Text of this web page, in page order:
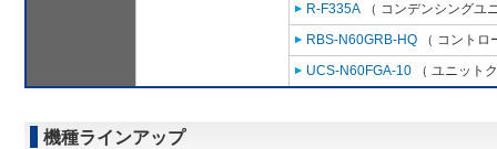
R-F335A （ コンデンシングユ
RBS-N60GRB-HQ （ コント
UCS-N60FGA-10 （ ユニット
機種ラインアップ